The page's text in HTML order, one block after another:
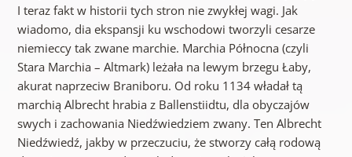
I teraz fakt w historii tych stron nie zwykłej wagi. Jak
wiadomo, dia ekspansji ku wschodowi tworzyli cesarze
niemieccy tak zwane marchie. Marchia Północna (czyli
Stara Marchia – Altmark) leżała na lewym brzegu Łaby,
akurat naprzeciw Braniboru. Od roku 1134 władał tą
marchią Albrecht hrabia z Ballenstiidtu, dla obyczajów
swych i zachowania Niedźwiedziem zwany. Ten Albrecht
Niedźwiedź, jakby w przeczuciu, że stworzy całą rodową